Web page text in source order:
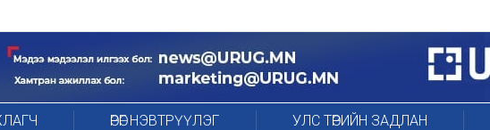
ӨРӨГ НЭВТРҮҮЛЭГ УЛС ТӨРИЙН ЗАДЛАН